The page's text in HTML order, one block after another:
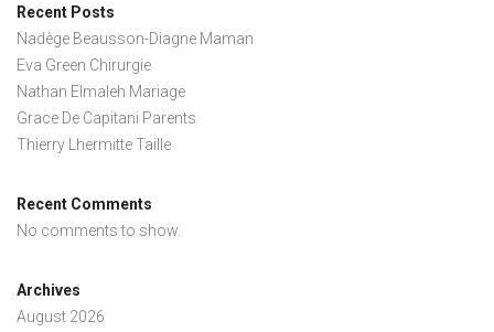
Recent Posts
Nadège Beausson-Diagne Maman
Eva Green Chirurgie
Nathan Elmaleh Mariage
Grace De Capitani Parents
Thierry Lhermitte Taille
Recent Comments
No comments to show.
Archives
August 2026